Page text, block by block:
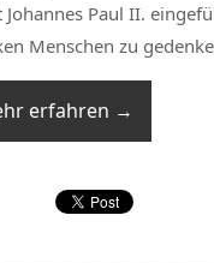
Johannes Paul II.
Menschen zu
erfahren →